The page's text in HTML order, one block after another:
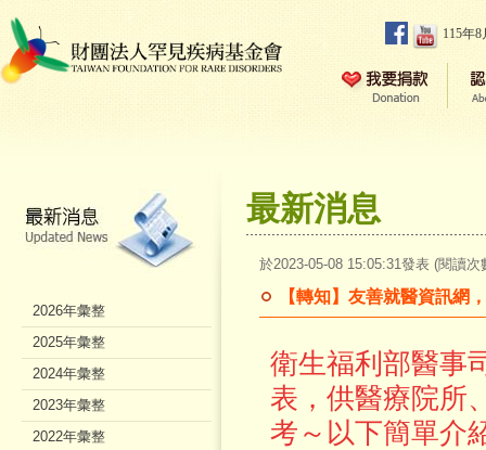
115年
最新消息
於2023-05-08 15:05:31發表 (閱讀次
【轉知】友善就醫資訊網
衛生福利部醫事
表，供醫療院所
考～以下簡單介
2026年彙整
2025年彙整
2024年彙整
2023年彙整
2022年彙整